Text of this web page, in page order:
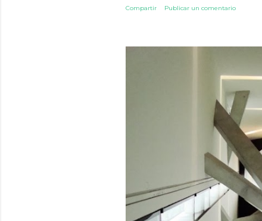
Compartir Publicar un comentario